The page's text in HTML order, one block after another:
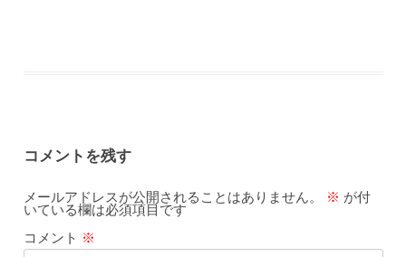
コメントを残す
メールアドレスが公開されることはありません。 ※ が付
いている欄は必須項目です
コメント ※